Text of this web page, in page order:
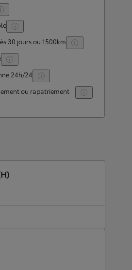
30 jours ou 1500km
24h/24
ou rapatriement